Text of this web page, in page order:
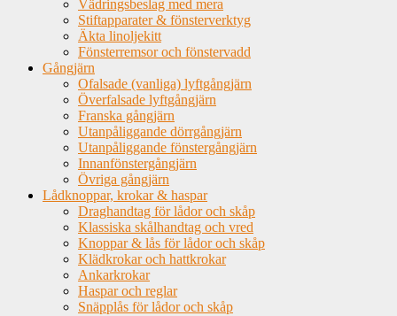
Vädringsbeslag med mera
Stiftapparater & fönsterverktyg
Äkta linoljekitt
Fönsterremsor och fönstervadd
Gångjärn
Ofalsade (vanliga) lyftgångjärn
Överfalsade lyftgångjärn
Franska gångjärn
Utanpåliggande dörrgångjärn
Utanpåliggande fönstergångjärn
Innanfönstergångjärn
Övriga gångjärn
Lådknoppar, krokar & haspar
Draghandtag för lådor och skåp
Klassiska skålhandtag och vred
Knoppar & lås för lådor och skåp
Klädkrokar och hattkrokar
Ankarkrokar
Haspar och reglar
Snäpplås för lådor och skåp